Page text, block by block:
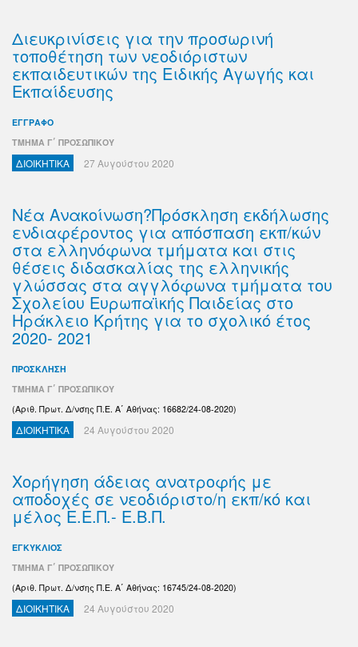
Διευκρινίσεις για την προσωρινή
τοποθέτηση των νεοδιόριστων
εκπαιδευτικών της Ειδικής Αγωγής και
Εκπαίδευσης
ΕΓΓΡΑΦΟ
ΤΜΗΜΑ Γ΄ ΠΡΟΣΩΠΙΚΟΥ
ΔΙΟΙΚΗΤΙΚΑ 27 Αυγούστου 2020
Νέα Ανακοίνωση?Πρόσκληση εκδήλωσης
ενδιαφέροντος για απόσπαση εκπ/κών
στα ελληνόφωνα τμήματα και στις
θέσεις διδασκαλίας της ελληνικής
γλώσσας στα αγγλόφωνα τμήματα του
Σχολείου Ευρωπαϊκής Παιδείας στο
Ηράκλειο Κρήτης για το σχολικό έτος
2020- 2021
ΠΡΟΣΚΛΗΣΗ
ΤΜΗΜΑ Γ΄ ΠΡΟΣΩΠΙΚΟΥ
(Αριθ. Πρωτ. Δ/νσης Π.Ε. Α΄ Αθήνας: 16682/24-08-2020)
ΔΙΟΙΚΗΤΙΚΑ 24 Αυγούστου 2020
Χορήγηση άδειας ανατροφής με
αποδοχές σε νεοδιόριστο/η εκπ/κό και
μέλος Ε.Ε.Π.- Ε.Β.Π.
ΕΓΚΥΚΛΙΟΣ
ΤΜΗΜΑ Γ΄ ΠΡΟΣΩΠΙΚΟΥ
(Αριθ. Πρωτ. Δ/νσης Π.Ε. Α΄ Αθήνας: 16745/24-08-2020)
ΔΙΟΙΚΗΤΙΚΑ 24 Αυγούστου 2020